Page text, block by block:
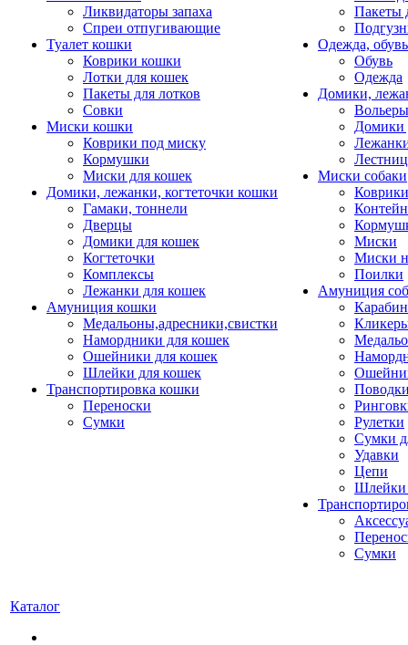
Ликвидаторы запаха
Спреи отпугивающие
Туалет кошки
Коврики кошки
Лотки для кошек
Пакеты для лотков
Совки
Миски кошки
Коврики под миску
Кормушки
Миски для кошек
Домики, лежанки, когтеточки кошки
Гамаки, тоннели
Дверцы
Домики для кошек
Когтеточки
Комплексы
Лежанки для кошек
Амуниция кошки
Медальоны,адресники,свистки
Намордники для кошек
Ошейники для кошек
Шлейки для кошек
Транспортировка кошки
Переноски
Сумки
Пакеты
Одежда, обувь
Обувь
Одежда
Домики,
Домики
Миски собаки
Миски
Миски
Поилки
Амуниция
Рулетки
Сумки
Удавки
Цепи
Шлейки
Сумки
Каталог